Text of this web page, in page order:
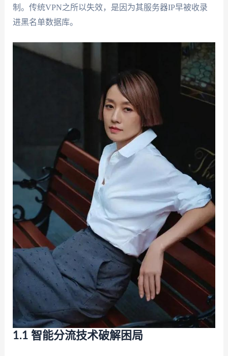
制。传统VPN之所以失效，是因为其服务器IP早被收录
进黑名单数据库。
1.1 智能分流技术破解困局